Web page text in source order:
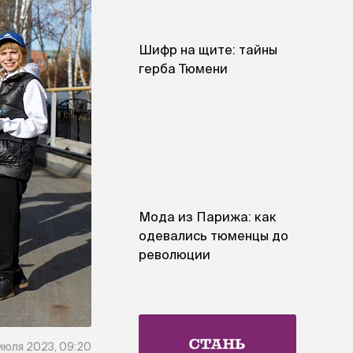
2023, 09:20
Шифр на щите: тайны
герба Тюмени
Мода из Парижа: как
одевались тюменцы до
революции